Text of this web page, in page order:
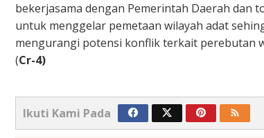
bekerjasama dengan Pemerintah Daerah dan
untuk menggelar pemetaan wilayah adat
mengurangi potensi konflik terkait perebutan
(Cr-4)
Ikuti Kami Pada